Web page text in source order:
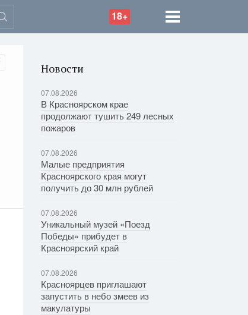
18+
Новости
07.08.2026
В Красноярском крае
продолжают тушить 249 лесных
пожаров
07.08.2026
Малые предприятия
Красноярского края могут
получить до 30 млн рублей
07.08.2026
Уникальный музей «Поезд
Победы» прибудет в
Красноярский край
07.08.2026
Красноярцев приглашают
запустить в небо змеев из
макулатуры